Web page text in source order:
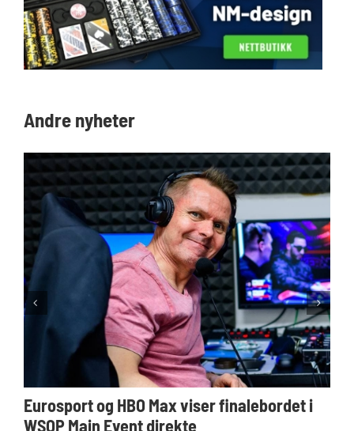
Andre nyheter
Eurosport og HBO Max viser finalebordet i
WSOP Main Event direkte